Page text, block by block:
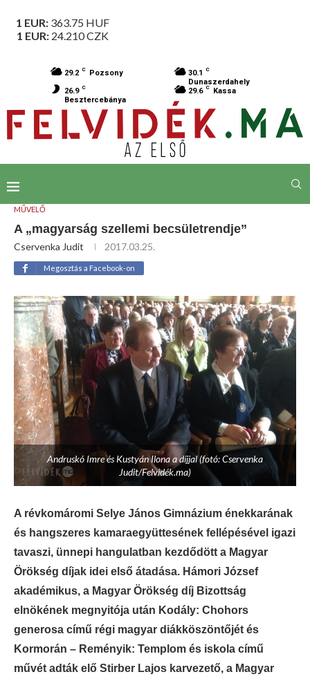
1 EUR: 363.75 HUF
1 EUR: 24.210CZK
29.2 C Pozsony 30.1 C
Dunaszerdahely
26.9 C
Besztercebánya
29.6 C Kassa
MŰVELŐ
A „magyarság szellemi becsületrendje”
Cservenka Judit 2017.03.25.
Megosztás a Facebook-on
Andruskó Imre és Kustyán Ilona a díjjal (fotó: Cservenka
Judit/Felvidék.ma)
A révkomáromi Selye János Gimnázium énekkarának
és hangszeres kamaraegyüttesének fellépésével igazi
tavaszi, ünnepi hangulatban kezdődött a Magyar
Örökség díjak idei első átadása. Hámori József
akadémikus, a Magyar Örökség díj Bizottság
elnökének megnyitója után Kodály: Chohors
generosa című régi magyar diákköszöntőjét és
Kormorán – Reményik: Templom és iskola című
művét adták elő Stirber Lajos karvezető, a Magyar